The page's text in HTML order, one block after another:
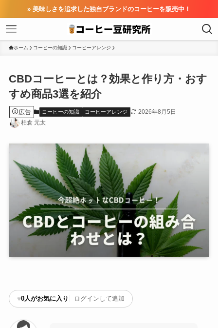
» 美味しさを追求した独自ブランドのコーヒーを販売中！
ホーム コーヒーの知識 コーヒーアレンジ
CBDコーヒーとは？効果と作り方・おす
すめ商品3選を紹介
広告 コーヒーの知識 コーヒーアレンジ
2026年8月5日
柏倉 元太
♥0人がお気に入り ログインして追加